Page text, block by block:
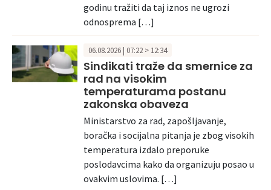
godinu tražiti da taj iznos ne ugrozi
odnosprema […]
06.08.2026 | 07:22 > 12:34
Sindikati traže da smernice za
rad na visokim
temperaturama postanu
zakonska obaveza
Ministarstvo za rad, zapošljavanje,
boračka i socijalna pitanja je zbog visokih
temperatura izdalo preporuke
poslodavcima kako da organizuju posao u
ovakvim uslovima. […]